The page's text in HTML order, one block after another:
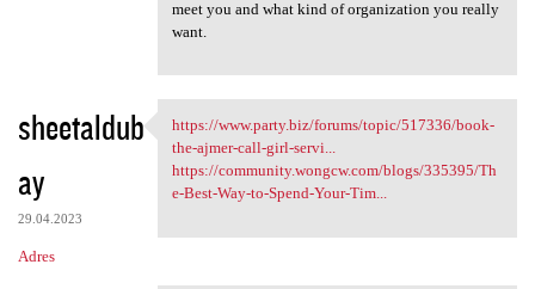
meet you and what kind of organization you really
want.
sheetaldub
ay
29.04.2023
Adres
https://www.party.biz/forums
https://www.party.biz/forums/topic/517336/book-
the-ajmer-call-girl-servi...
https://community.wongcw.com/blogs/335395/Th
e-Best-Way-to-Spend-Your-Tim...